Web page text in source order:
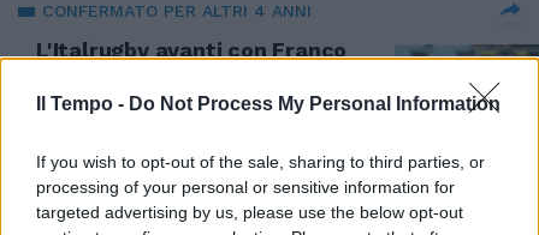
Il Tempo - Do Not Process My Personal Information
If you wish to opt-out of the sale, sharing to third parties, or
processing of your personal or sensitive information for
targeted advertising by us, please use the below opt-out
CONFERMATO PER ALTRI 4 ANNI
L'Italrugby avanti con Franco
03/06/2020
RICORRENZA
Mancini: la nazionale italiana